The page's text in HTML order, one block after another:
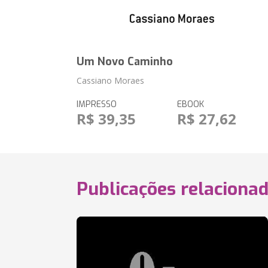
Um Novo Caminho
Cassiano Moraes
IMPRESSO
R$ 39,35
EBOOK
R$ 27,62
Publicações